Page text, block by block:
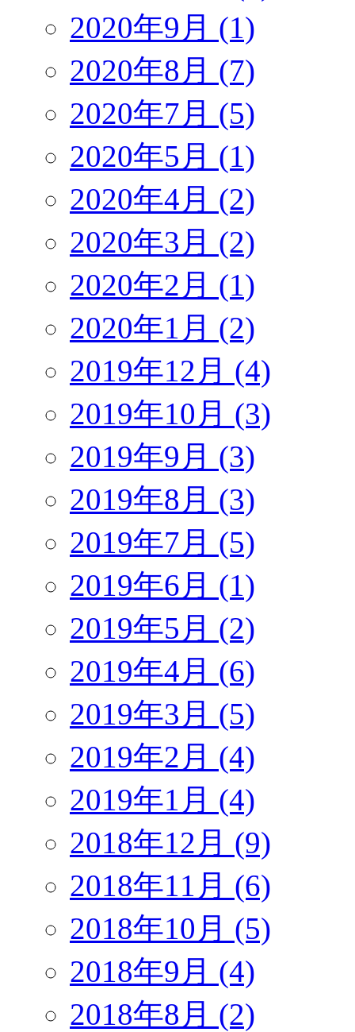
2020年9月 (1)
2020年8月 (7)
2020年7月 (5)
2020年5月 (1)
2020年4月 (2)
2020年3月 (2)
2020年2月 (1)
2020年1月 (2)
2019年12月 (4)
2019年10月 (3)
2019年9月 (3)
2019年8月 (3)
2019年7月 (5)
2019年6月 (1)
2019年5月 (2)
2019年4月 (6)
2019年3月 (5)
2019年2月 (4)
2019年1月 (4)
2018年12月 (9)
2018年11月 (6)
2018年10月 (5)
2018年9月 (4)
2018年8月 (2)